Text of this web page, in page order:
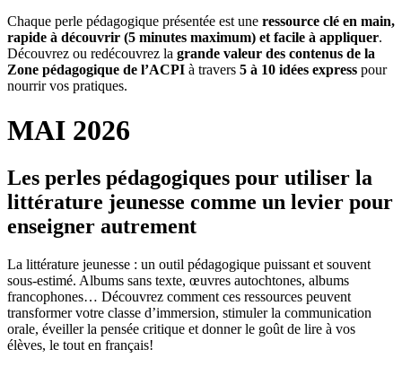
Chaque perle pédagogique présentée est une ressource clé en main,
rapide à découvrir (5 minutes maximum) et facile à appliquer.
Découvrez ou redécouvrez la grande valeur des contenus de la
Zone pédagogique de l’ACPI à travers 5 à 10 idées express pour
nourrir vos pratiques.
MAI 2026
Les perles pédagogiques pour utiliser la
littérature jeunesse comme un levier pour
enseigner autrement
La littérature jeunesse : un outil pédagogique puissant et souvent
sous-estimé. Albums sans texte, œuvres autochtones, albums
francophones… Découvrez comment ces ressources peuvent
transformer votre classe d’immersion, stimuler la communication
orale, éveiller la pensée critique et donner le goût de lire à vos
élèves, le tout en français!